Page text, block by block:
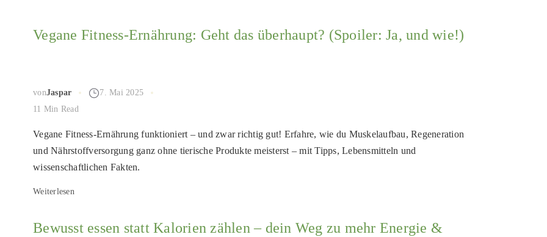
Vegane Fitness-Ernährung: Geht das überhaupt? (Spoiler: Ja, und wie!)
vonJaspar
7. Mai 2025
11 Min Read
Vegane Fitness-Ernährung funktioniert – und zwar richtig gut! Erfahre, wie du Muskelaufbau, Regeneration
und Nährstoffversorgung ganz ohne tierische Produkte meisterst – mit Tipps, Lebensmitteln und
wissenschaftlichen Fakten.
Weiterlesen
Bewusst essen statt Kalorien zählen – dein Weg zu mehr Energie &